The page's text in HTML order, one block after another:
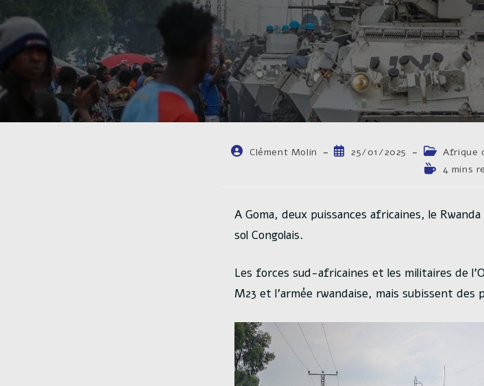
Auteur/autrice
Clément Molin
Publication
25/01/2025
Post
category:
Afrique
Temps4 mins
A Goma, deux puissances africaines, le
sol Congolais.
Les forces sud-africaines et les militaires de
M23 et l’armée rwandaise, mais subissent des